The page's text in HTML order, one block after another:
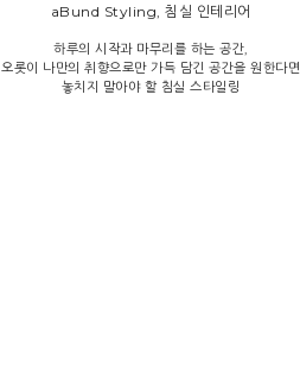
aBund Styling, 침실 인테리어
하루의 시작과 마무리를 하는 공간,
오롯이 나만의 취향으로만 가득 담긴 공간을 원한다면
놓치지 말아야 할 침실 스타일링